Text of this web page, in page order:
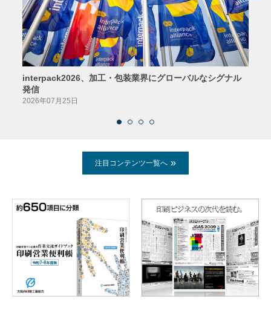
interpack2026、加工・包装業界にグローバルなシグナル
発信
2026年07月25日
注目コンテンツ一覧へ